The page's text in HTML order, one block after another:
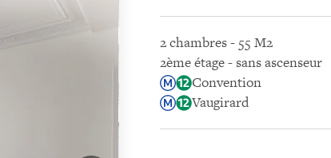
2 chambres - 55 M2
2ème étage - sans ascenseur
Convention
Vaugirard